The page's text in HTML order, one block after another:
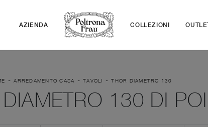
AZIENDA COLLEZIONI
-ARREDAMENTO CASA - TAVOLI -THOR DIAMETRO 130
130 DI